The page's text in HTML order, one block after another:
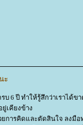
ะ
บ 6 ปี ทำให้รู้สึกว่าเราได้
เคียงข้าง
การคิดและตัดสินใจ ลงมือ